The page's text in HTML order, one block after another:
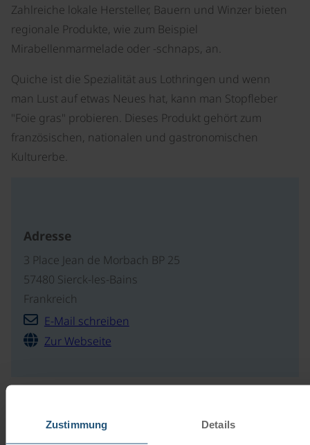
Zustimmung Details
Zahlreiche lokale Hersteller, Bauern und Winzer bieten
regionale Produkte, wie zum Beispiel
Mirabellenmarmelade oder -schnaps, an.
Quiche ist die Spezialität aus Lothringen und wenn
man Lust auf etwas Neues hat, kann man Stopfleber
"Foie gras" probieren. Dieses Produkt gehört zum
französischen, nationalen und gastronomischen
Kulturerbe.
Adresse
3 Place Jean de Morbach BP 25
57480 Sierck-les-Bains
Frankreich
E-Mail schreiben
Zur Webseite